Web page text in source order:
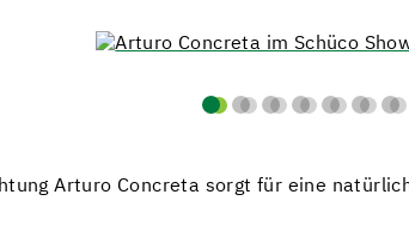
Arturo Concreta sorgt für eine